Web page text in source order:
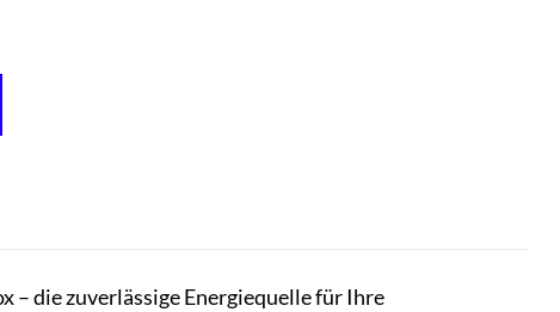
die zuverlässige Energiequelle für Ihre